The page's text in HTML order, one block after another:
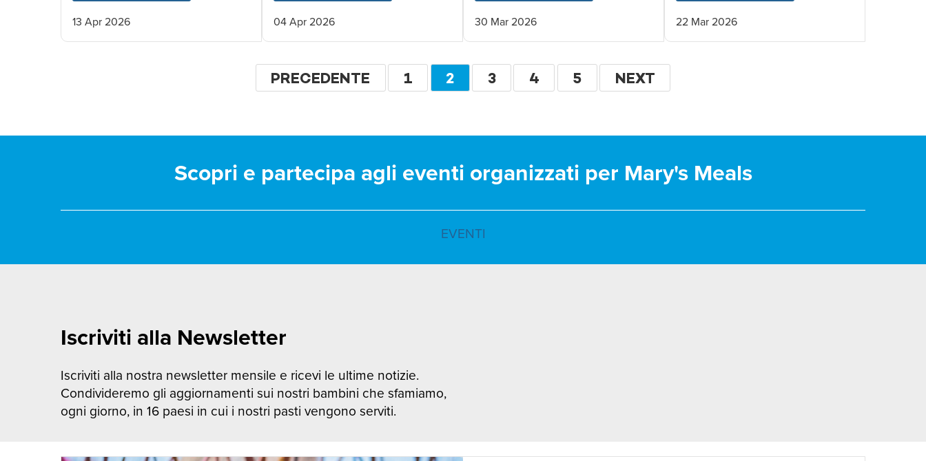
13 Apr 2026 04 Apr 2026 30 Mar 2026 22 Mar 2026
Paginazione
PAGINA
PRECEDENTE PAGINA
1
PAGINA
2 PAGINA
3 PAGINA
4 PAGINA
5
PAGINA
NEXT
Scopri e partecipa agli eventi organizzati per Mary's Meals
EVENTI
Iscriviti alla Newsletter
Iscriviti alla nostra newsletter mensile e ricevi le ultime notizie.
Condivideremo gli aggiornamenti sui nostri bambini che sfamiamo,
ogni giorno, in 16 paesi in cui i nostri pasti vengono serviti.